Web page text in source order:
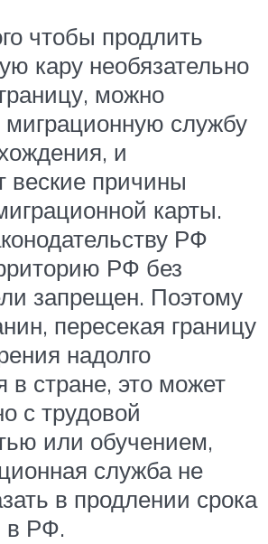
чтобы продлить
кару необязательно
можно
миграционную службу
и
веские причины
карты.
РФ
РФ без
запрещен. Поэтому
пересекая границу
надолго
в стране, это может
с трудовой
или обучением,
служба не
в продлении срока
в РФ.